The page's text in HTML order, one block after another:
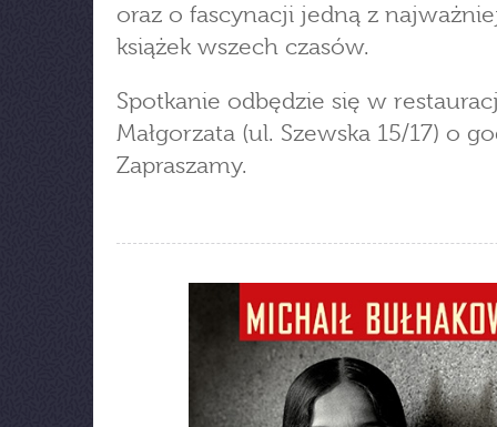
oraz o fascynacji jedną z
książek wszech czasów.
Spotkanie odbędzie się w
Małgorzata (ul. Szewska 15/17) o
Zapraszamy.